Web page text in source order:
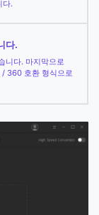
다.
다.
니다. 마지막으로
360 호환 형식으로